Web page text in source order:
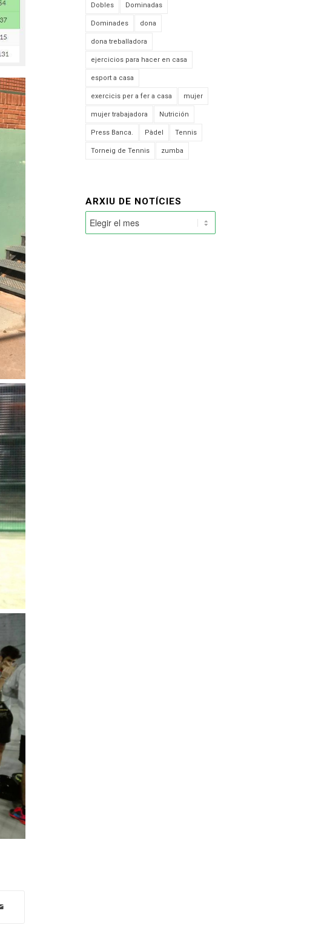
Dobles Dominadas
Dominades dona
dona treballadora
ejercicios para hacer en casa
esport a casa
exercicis per a fer a casa mujer
mujer trabajadora Nutrición
Press Banca. Pàdel Tennis
Torneig de Tennis zumba
ARXIU DE NOTÍCIES